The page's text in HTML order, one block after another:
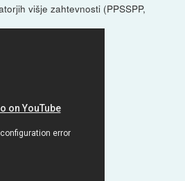
višje zahtevnosti (PPSSPP,